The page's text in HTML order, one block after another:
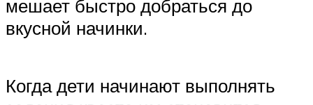
мешает быстро добраться до
вкусной начинки.
Когда дети начинают выполнять